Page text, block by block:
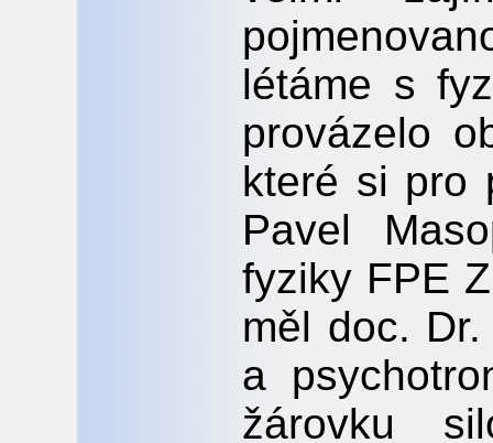
létáme s
provázelo
které si pro
Pavel
fyziky FPE
měl doc.
a
žárovku